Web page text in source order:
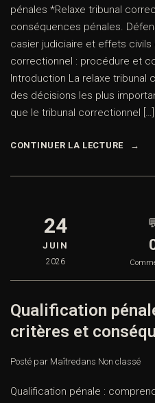
pénales *Relaxe tribunal
conséquences pénales.
casier judiciaire et effets civils
correctionnel : procédure et
Introduction La relaxe tribunal
des décisions les plus
que le tribunal correctionnel […]
CONTINUER LA LECTURE
24
JUIN
2026
Qualification
critères et
Posté par Maîtredans Non classé
Qualification pénale :